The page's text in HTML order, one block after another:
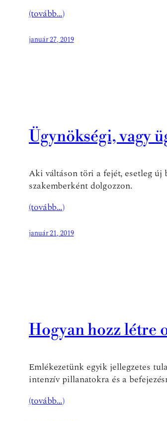
(tovább…)
január 27, 2019
Ügynökségi, vagy
Aki váltáson töri a fejét, esetleg új
szakemberként dolgozzon.
(tovább…)
január 21, 2019
Hogyan hozz létre
Emlékezetünk egyik jellegzetes
intenzív pillanatokra és a
(tovább…)